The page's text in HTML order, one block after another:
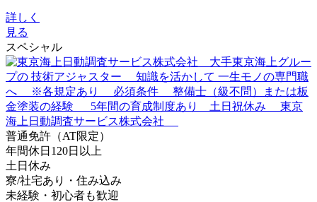
詳しく
見る
スペシャル
普通免許（AT限定）
年間休日120日以上
土日休み
寮/社宅あり・住み込み
未経験・初心者も歓迎